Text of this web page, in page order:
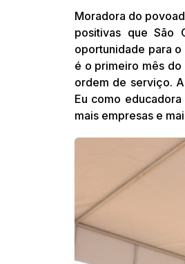
Moradora do
positivas que São
oportunidade para
é o primeiro mês do
ordem de serviço.
Eu como
mais empresas e